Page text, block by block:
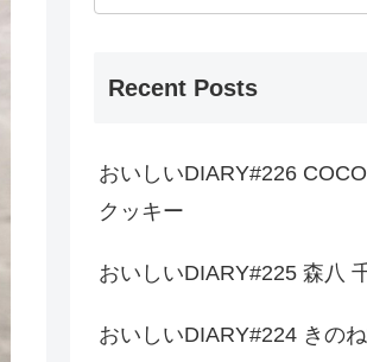
Recent Posts
おいしいDIARY#226
クッキー
おいしいDIARY#225 森八
おいしいDIARY#224 きの